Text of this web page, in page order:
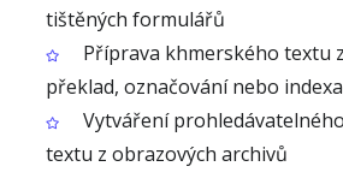
tištěných formulářů
Příprava khmerského textu
překlad, označování nebo
Vytváření
textu z obrazových archivů